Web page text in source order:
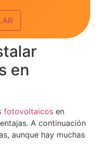
en
fotovoltaicos en
A continuación
aunque hay muchas